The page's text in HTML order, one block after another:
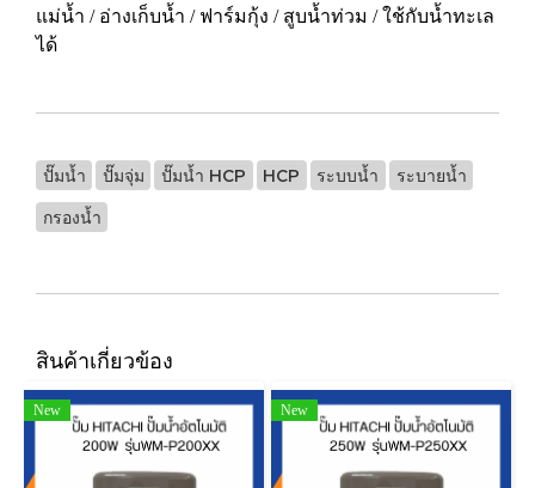
แม่น้ำ / อ่างเก็บน้ำ / ฟาร์มกุ้ง / สูบน้ำท่วม / ใช้กับน้ำทะเล
ได้
ปั๊มน้ำ ปั๊มจุ่ม ปั๊มน้ำ HCP HCP ระบบน้ำ ระบายน้ำ
กรองน้ำ
สินค้าเกี่ยวข้อง
New New